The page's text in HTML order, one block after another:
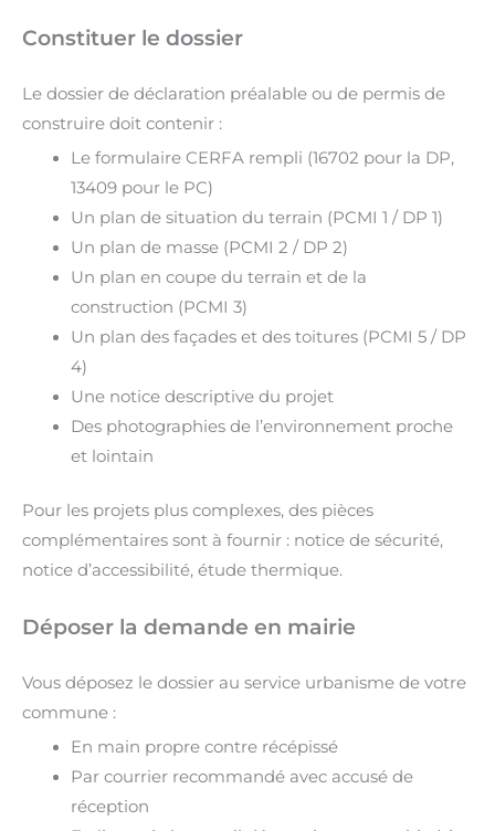
Constituer le dossier
Le dossier de déclaration préalable ou de permis de
construire doit contenir :
Le formulaire CERFA rempli (16702 pour la DP,
13409 pour le PC)
Un plan de situation du terrain (PCMI 1 / DP 1)
Un plan de masse (PCMI 2 / DP 2)
Un plan en coupe du terrain et de la
construction (PCMI 3)
Un plan des façades et des toitures (PCMI 5 / DP
4)
Une notice descriptive du projet
Des photographies de l’environnement proche
et lointain
Pour les projets plus complexes, des pièces
complémentaires sont à fournir : notice de sécurité,
notice d’accessibilité, étude thermique.
Déposer la demande en mairie
Vous déposez le dossier au service urbanisme de votre
commune :
En main propre contre récépissé
Par courrier recommandé avec accusé de
réception